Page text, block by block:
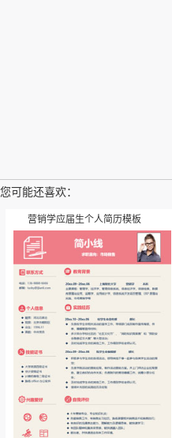
您可能还喜欢：
营销学应届生个人简历模板